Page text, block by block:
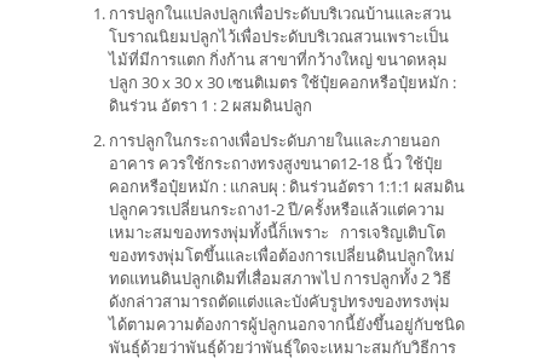
การปลูกในแปลงปลูกเพื่อประดับบริเวณบ้านและสวน
โบราณนิยมปลูกไว้เพื่อประดับบริเวณสวนเพราะเป็น
ไม้ที่มีการแตก กิ่งก้าน สาขาที่กว้างใหญ่ ขนาดหลุม
ปลูก 30 x 30 x 30 เซนติเมตร ใช้ปุ๋ยคอกหรือปุ๋ยหมัก :
ดินร่วน อัตรา 1 : 2 ผสมดินปลูก
การปลูกในกระถางเพื่อประดับภายในและภายนอก
อาคาร ควรใช้กระถางทรงสูงขนาด12-18 นิ้ว ใช้ปุ๋ย
คอกหรือปุ๋ยหมัก : แกลบผุ : ดินร่วนอัตรา 1:1:1 ผสมดิน
ปลูกควรเปลี่ยนกระถาง1-2 ปี/ครั้งหรือแล้วแต่ความ
เหมาะสมของทรงพุ่มทั้งนี้ก็เพราะ การเจริญเติบโต
ของทรงพุ่มโตขึ้นและเพื่อต้องการเปลี่ยนดินปลูกใหม่
ทดแทนดินปลูกเดิมที่เสื่อมสภาพไป การปลูกทั้ง 2 วิธี
ดังกล่าวสามารถตัดแต่งและบังคับรูปทรงของทรงพุ่ม
ได้ตามความต้องการผู้ปลูกนอกจากนี้ยังขึ้นอยู่กับชนิด
พันธุ์ด้วยว่าพันธุ์ด้วยว่าพันธุ์ใดจะเหมาะสมกับวิธีการ